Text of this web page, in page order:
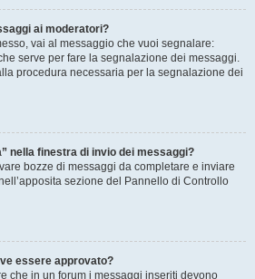
ai moderatori?
vai al messaggio che vuoi segnalare:
serve per fare la segnalazione dei messaggi.
procedura necessaria per la segnalazione dei
nella finestra di invio dei messaggi?
bozze di messaggi da completare e inviare
sezione del Pannello di Controllo
essere approvato?
che in un forum i messaggi inseriti devono